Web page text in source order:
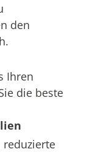
den
Ihren
die beste
reduzierte